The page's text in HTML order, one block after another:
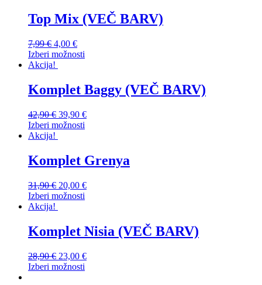
Top Mix (VEČ BARV)
7,99€ 4,00 €
Izberi možnosti
Akcija!
Komplet Baggy (VEČ BARV)
42,90€ 39,90 €
Izberi možnosti
Akcija!
Komplet Grenya
31,90€ 20,00 €
Izberi možnosti
Akcija!
Komplet Nisia (VEČ BARV)
28,90€ 23,00 €
Izberi možnosti